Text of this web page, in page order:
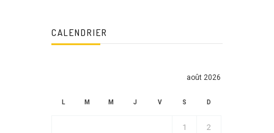
CALENDRIER
août 2026
L M M J V S D
1 2